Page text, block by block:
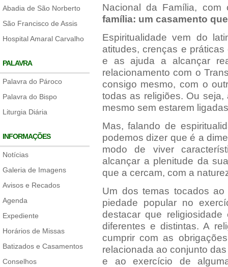
Abadia de São Norberto
São Francisco de Assis
Hospital Amaral Carvalho
PALAVRA
Palavra do Pároco
Palavra do Bispo
Liturgia Diária
INFORMAÇÕES
Notícias
Galeria de Imagens
Avisos e Recados
Agenda
Expediente
Horários de Missas
Batizados e Casamentos
Conselhos
Nacional da Família, com
família: um casamento
Espiritualidade vem do
atitudes, crenças e
e as ajuda a alcançar
relacionamento com o
consigo mesmo, com o
todas as religiões. Ou
mesmo sem estarem
Mas, falando de
podemos dizer que é a
modo de viver
alcançar a plenitude da
que a cercam, com a
Um dos temas tocados
piedade popular no
destacar que
diferentes e distintas. A
cumprir com as
relacionada ao conjunto
e ao exercício de